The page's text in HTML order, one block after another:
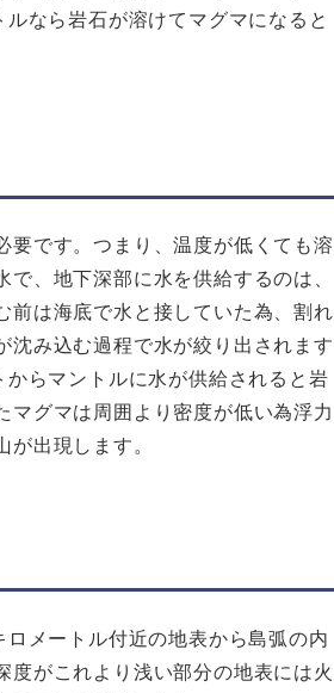
なら岩石が溶けてマグマになると
要です。つまり、温度が低くても溶
、地下深部に水を供給するのは、
前は海底で水と接していた為、割れ
沈み込む過程で水が絞り出されます
らマントルに水が供給されると岩
マグマは周囲より密度が低い為浮力
出現します。
メートル付近の地表から島弧の内
度がこれより浅い部分の地表には火